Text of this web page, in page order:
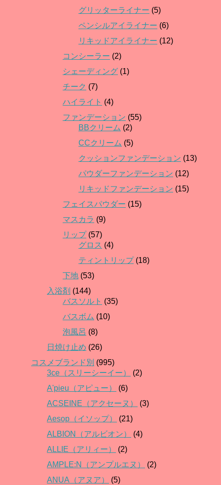
グリッターライナー (5)
ペンシルアイライナー (6)
リキッドアイライナー (12)
コンシーラー (2)
シェーディング (1)
チーク (7)
ハイライト (4)
ファンデーション (55)
BBクリーム (2)
CCクリーム (5)
クッションファンデーション (13)
パウダーファンデーション (12)
リキッドファンデーション (15)
フェイスパウダー (15)
マスカラ (9)
リップ(57)
グロス (4)
ティントリップ(18)
下地 (53)
入浴剤 (144)
バスソルト (35)
バスボム (10)
泡風呂 (8)
日焼け止め (26)
コスメブランド別 (995)
3ce（スリーシーイー）
(2)
A'pieu（アピュー）
(6)
ACSEINE（アクセーヌ）
(3)
Aesop（イソップ）
(21)
ALBION（アルビオン）
(4)
ALLIE（アリィー）
(2)
AMPLE:N（アンプルエヌ）
(2)
ANUA（アヌア）
(5)